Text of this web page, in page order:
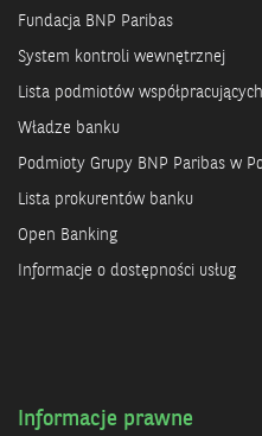
Fundacja BNP Paribas
System kontroli wewnętrznej
Lista podmiotów
Władze banku
Podmioty Grupy BNP Paribas w
Lista prokurentów banku
Open Banking
Informacje o dostępności usług
Informacje prawne